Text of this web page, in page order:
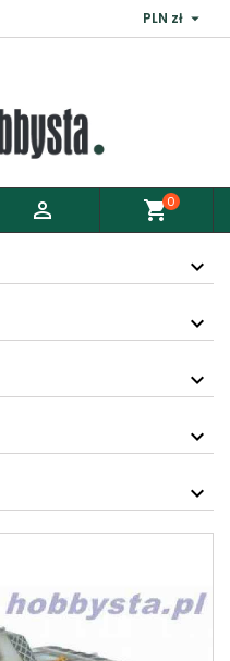
PLN zł 
 shopping_cart0